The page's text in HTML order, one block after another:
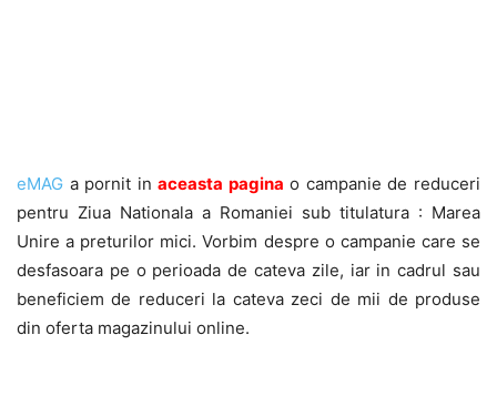
eMAG a pornit inaceasta pagina o campanie de reduceri
pentru Ziua Nationala a Romaniei sub titulatura : Marea
Unire a preturilor mici. Vorbim despre o campanie care se
desfasoara pe o perioada de cateva zile, iar in cadrul sau
beneficiem de reduceri la cateva zeci de mii de produse
din oferta magazinului online.